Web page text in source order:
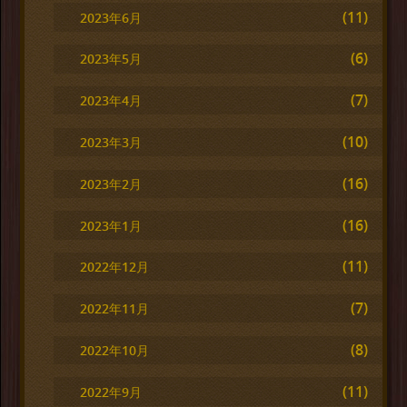
2023年6月 (11)
2023年5月 (6)
2023年4月 (7)
2023年3月 (10)
2023年2月 (16)
2023年1月 (16)
2022年12月 (11)
2022年11月 (7)
2022年10月 (8)
2022年9月 (11)